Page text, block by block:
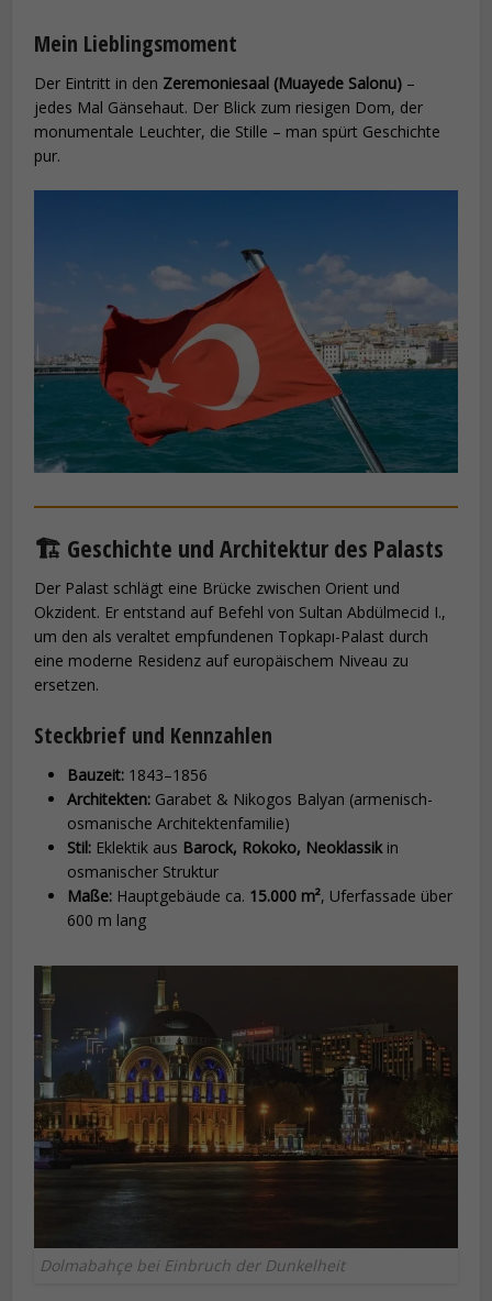
Mein Lieblingsmoment
Der Eintritt in den Zeremoniesaal (Muayede Salonu) –
jedes Mal Gänsehaut. Der Blick zum riesigen Dom, der
monumentale Leuchter, die Stille – man spürt Geschichte
pur.
🏗️ Geschichte und Architektur des Palasts
Der Palast schlägt eine Brücke zwischen Orient und
Okzident. Er entstand auf Befehl von Sultan Abdülmecid I.,
um den als veraltet empfundenen Topkapı-Palast durch
eine moderne Residenz auf europäischem Niveau zu
ersetzen.
Steckbrief und Kennzahlen
Bauzeit: 1843–1856
Architekten: Garabet & Nikogos Balyan (armenisch-
osmanische Architektenfamilie)
Stil: Eklektik aus Barock, Rokoko, Neoklassikin
osmanischer Struktur
Maße: Hauptgebäude ca. 15.000 m², Uferfassade über
600 m lang
Dolmabahçe bei Einbruch der Dunkelheit